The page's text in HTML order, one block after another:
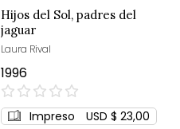
Hijos del Sol, padres del
jaguar
Laura Rival
1996
0%
Impreso USD $ 23,00